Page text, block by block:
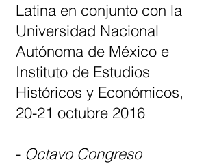
Latina en conjunto con la
Universidad Nacional
Autónoma de México e
Instituto de Estudios
Históricos y Económicos,
20-21 octubre 2016
- Octavo Congreso